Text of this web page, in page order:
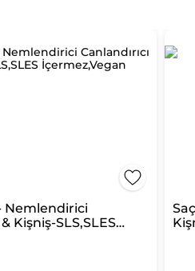
Nemlendirici
Kişniş-SLS,SLES